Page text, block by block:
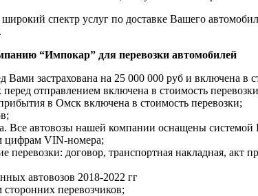
спектр услуг по доставке Вашего
“Импокар” для перевозки автомобилей
Вами застрахована на 25 000 000 руб и включена в
отправлением включена в стоимость
в Омск включена в стоимость перевозки;
Все автовозы нашей компании оснащены
цифрам VIN-номера;
перевозки: договор, транспортная накладная,
автовозов 2018-2022 гг
перевозчиков;